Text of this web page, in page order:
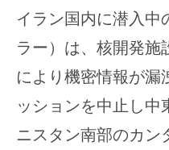
イラン国内に潜入中
ラー）は、核開発施
により機密情報が漏
ッションを中止し中
ニスタン南部のカン